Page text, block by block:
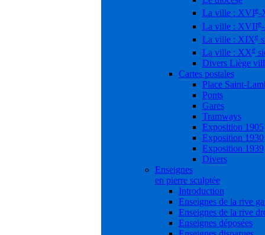
La ville : XVIe-
La ville : XVIIe
La ville : XIXe
La ville : XXe
Divers Liège
Cartes postales
Place Saint-
Ponts
Gares
Tramways
Exposition 1905
Exposition 1930
Exposition 1939
Divers
Enseignes
en pierre sculptée
Introduction
Enseignes de la rive
Enseignes de la rive
Enseignes déposées